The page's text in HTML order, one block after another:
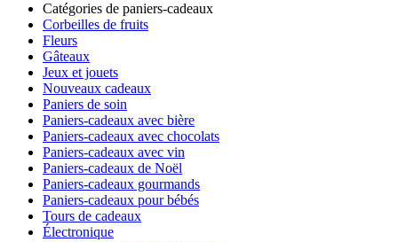
Catégories de paniers-cadeaux
Corbeilles de fruits
Fleurs
Gâteaux
Jeux et jouets
Nouveaux cadeaux
Paniers de soin
Paniers-cadeaux avec bière
Paniers-cadeaux avec chocolats
Paniers-cadeaux avec vin
Paniers-cadeaux de Noël
Paniers-cadeaux gourmands
Paniers-cadeaux pour bébés
Tours de cadeaux
Électronique